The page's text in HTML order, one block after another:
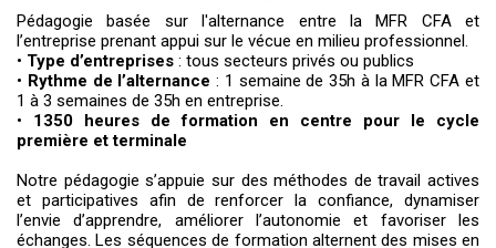
Pédagogie basée sur l'alternance entre la MFR CFA et
l’entreprise prenant appui sur le vécue en milieu professionnel.
• Type d’entreprises : tous secteurs privés ou publics
• Rythme de l’alternance : 1 semaine de 35h à la MFR CFA et
1 à 3 semaines de 35h en entreprise.
• 1350 heures de formation en centre pour le cycle
première et terminale
Notre pédagogie s’appuie sur des méthodes de travail actives
et participatives afin de renforcer la confiance, dynamiser
l’envie d’apprendre, améliorer l’autonomie et favoriser les
échanges. Les séquences de formation alternent des mises en